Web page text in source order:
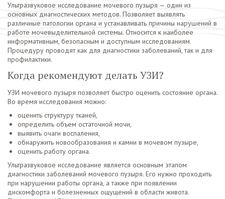
Ультразвуковое исследование мочевого пузыря — один из
основных диагностических методов. Позволяет выявлять
различные патологии органа и устанавливать причины нарушений в
работе мочевыделительной системы. Относится к наиболее
информативным, безопасным и доступным исследованиям.
Процедуру проводят как для диагностики заболеваний, так и для
профилактики.
Когда рекомендуют делать УЗИ?
УЗИ мочевого пузыря позволяет быстро оценить состояние органа.
Во время исследования можно:
оценить структуру тканей,
определить объем остаточной мочи,
выявить очаги воспаления,
обнаружить новообразования и камни в мочевом пузыре,
оценить работу органа.
Ультразвуковое исследование является основным этапом
диагностики заболеваний мочевого пузыря. Его нужно проходить
при нарушении работы органа, а также при появлении
дискомфорта и болезненных ощущений в области живота.